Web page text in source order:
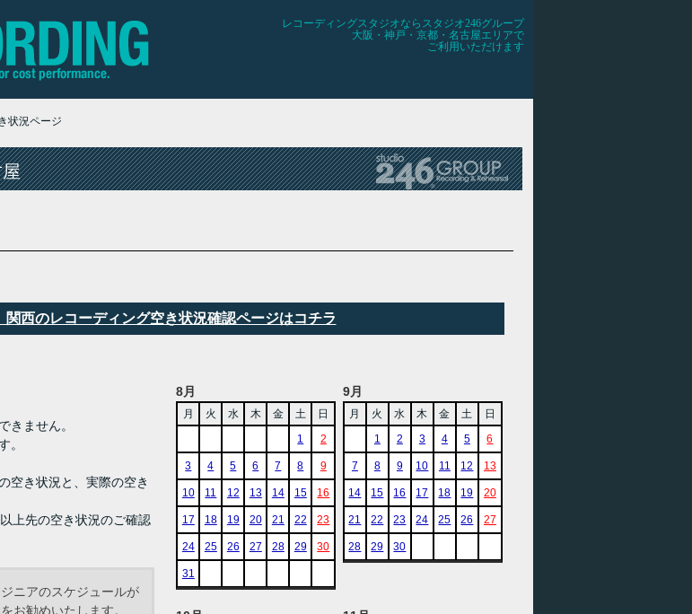
レコーディングスタジオならスタジオ246グループ
大阪・神戸・京都・名古屋エリアで
ご利用いただけます
状況ページ
西のレコーディング空き状況確認ページはコチラ
きません。
。
空き状況と、実際の空き
上先の空き状況のご確認
ニアのスケジュールが
お勧めいたします。
8月
月 火 水 木 金 土
日
1
2
3 4 5 6 7 8 9
10 11 12 13 14 15 16
17 18 19 20 21 22 23
24 25 26 27 28 29 30
31
9月
月 火 水 木 金 土
日
1
2 3 4 5 6
7 8 9 10 11 12 13
14 15 16 17 18 19 20
21 22 23 24 25 26 27
28 29 30